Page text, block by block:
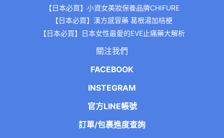
【日本必買】小資女美妝保養品牌CHIFURE
【日本必買】漢方感冒藥 葛根湯加桔梗
【日本必買】日本女性最愛的EVE止痛藥大解析
關注我們
FACEBOOK
INSTEGRAM
官方LINE帳號
訂單/包裹進度查詢